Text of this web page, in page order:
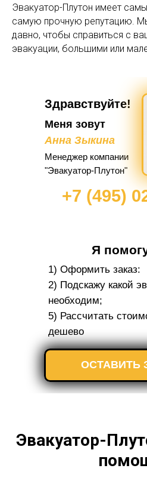
Эвакуатор-Плутон имеет
самую прочную репутацию.
давно, чтобы справиться с
эвакуации, большими или
Здравствуйте!
Менеджер компании
"Эвакуатор-Плутон"
Меня зовут
Анна Зыкина
Я
1) Оформить заказ:
2) Подскажу какой
необходим;
5) Рассчитать
дешево
+7 (495)
ОСТАВИТЬ
Эвакуатор-